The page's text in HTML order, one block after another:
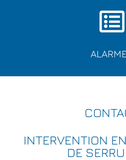
INTERVENTION
DE